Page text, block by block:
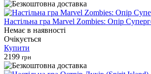
Настільна гра Marvel Zombies: Опір
Немає в наявності
Очікується
Купити
2199 грн